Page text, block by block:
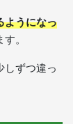
ようになっ
。
しずつ違っ